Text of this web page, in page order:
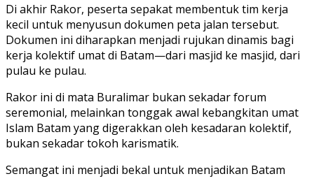
Di akhir Rakor, peserta sepakat membentuk tim kerja
kecil untuk menyusun dokumen peta jalan tersebut.
Dokumen ini diharapkan menjadi rujukan dinamis bagi
kerja kolektif umat di Batam—dari masjid ke masjid, dari
pulau ke pulau.
Rakor ini di mata Buralimar bukan sekadar forum
seremonial, melainkan tonggak awal kebangkitan umat
Islam Batam yang digerakkan oleh kesadaran kolektif,
bukan sekadar tokoh karismatik.
Semangat ini menjadi bekal untuk menjadikan Batam